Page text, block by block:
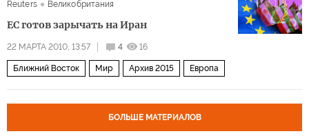
Reuters Великобритания
ЕС готов зарычать на Иран
22 МАРТА 2010, 13:57 4 16
Ближний Восток Мир Архив 2015 Европа
БОЛЬШЕ МАТЕРИАЛОВ